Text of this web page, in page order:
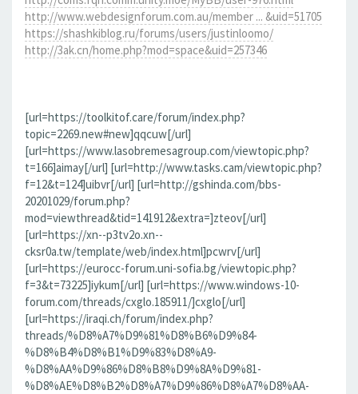
http://www.webdesignforum.com.au/member ... &uid=51705
https://shashkiblog.ru/forums/users/justinloomo/
http://3ak.cn/home.php?mod=space&uid=257346
[url=https://toolkitof.care/forum/index.php?
topic=2269.new#new]qqcuw[/url]
[url=https://www.lasobremesagroup.com/viewtopic.php?
t=166]aimay[/url] [url=http://www.tasks.cam/viewtopic.php?
f=12&t=124]uibvr[/url] [url=http://gshinda.com/bbs-
20201029/forum.php?
mod=viewthread&tid=141912&extra=]zteov[/url]
[url=https://xn--p3tv2o.xn--
cksr0a.tw/template/web/index.html]pcwrv[/url]
[url=https://eurocc-forum.uni-sofia.bg/viewtopic.php?
f=3&t=73225]iykum[/url] [url=https://www.windows-10-
forum.com/threads/cxglo.185911/]cxglo[/url]
[url=https://iraqi.ch/forum/index.php?
threads/%D8%A7%D9%81%D8%B6%D9%84-
%D8%B4%D8%B1%D9%83%D8%A9-
%D8%AA%D9%86%D8%B8%D9%8A%D9%81-
%D8%AE%D8%B2%D8%A7%D9%86%D8%A7%D8%AA-